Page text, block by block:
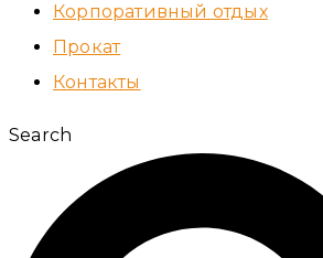
Корпоративный отдых
Прокат
Контакты
Search